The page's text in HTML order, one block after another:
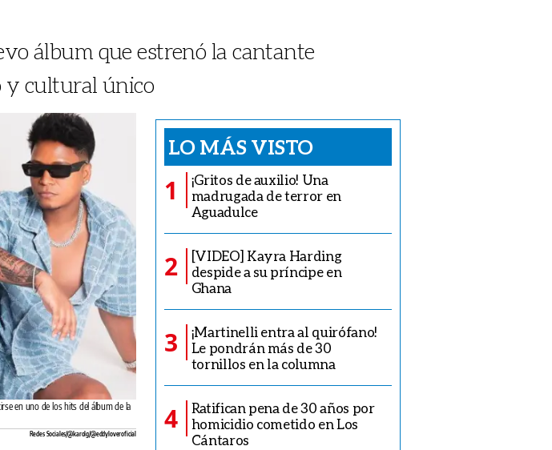
álbum que estrenó la cantante
y cultural único
en uno de los hits del álbum de la
Redes Sociales/@karolg/@eddyloveroficial
LO MÁS VISTO
1
¡Gritos de auxilio! Una
madrugada de terror en
Aguadulce
2
[VIDEO] Kayra Harding
despide a su príncipe en
Ghana
3
¡Martinelli entra al quirófano!
Le pondrán más de 30
tornillos en la columna
4
Ratifican pena de 30 años por
homicidio cometido en Los
Cántaros